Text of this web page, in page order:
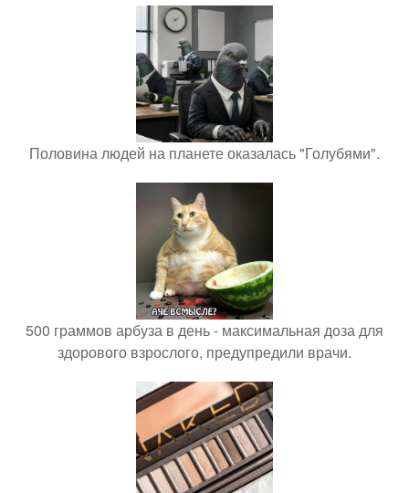
Половина людей на планете оказалась "Голубями".
500 граммов арбуза в день - максимальная доза для
здорового взрослого, предупредили врачи.